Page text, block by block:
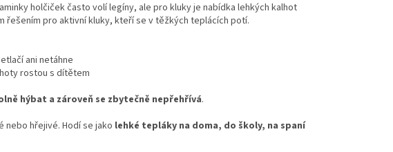
holčiček často volí legíny, ale pro kluky je nabídka lehkých kalhot
pro aktivní kluky, kteří se v těžkých teplácích potí.
ani netáhne
rostou s dítětem
hýbat a zároveň se zbytečně nepřehřívá.
nebo hřejivé. Hodí se jako lehké tepláky na doma, do školy, na spaní